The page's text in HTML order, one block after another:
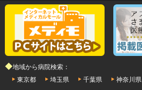
◆地域から病院検索：
東京都
埼玉県 千葉県 神奈川県